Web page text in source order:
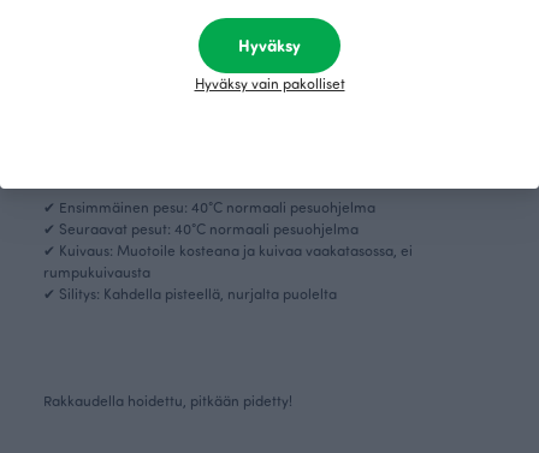
✔ Kuivaus: Muotoile kosteana ja kuivaa vaakatasossa, ei
✔ Silitys: Yhdellä pisteellä, nurjalta puolelta
✔ Ensimmäinen pesu: 40°C normaali pesuohjelma
✔ Seuraavat pesut: 40°C normaali pesuohjelma
✔ Kuivaus: Muotoile kosteana ja kuivaa vaakatasossa, ei
rumpukuivausta
✔ Silitys: Kahdella pisteellä, nurjalta puolelta
Rakkaudella hoidettu, pitkään pidetty!
Hyväksy
Hyväksy vain pakolliset